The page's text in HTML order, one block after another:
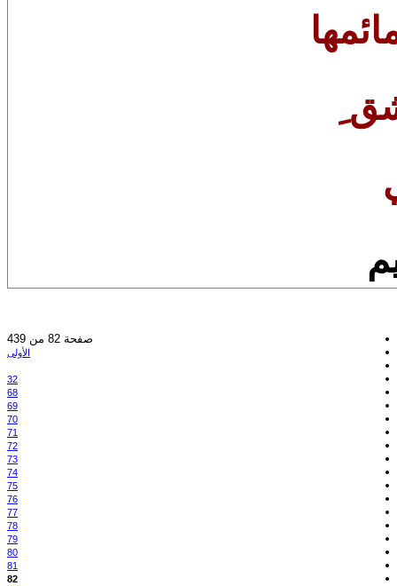
صفحة 82 من 439
الأولى
32
68
69
70
71
72
73
74
75
76
77
78
79
80
81
82